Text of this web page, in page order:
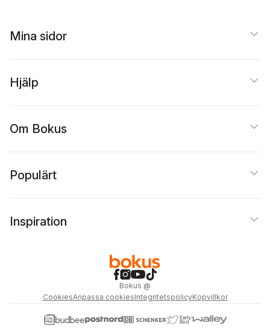
Mina sidor
Hjälp
Om Bokus
Populärt
Inspiration
Bokus @
CookiesAnpassa cookiesIntegritetspolicyKöpvillkor